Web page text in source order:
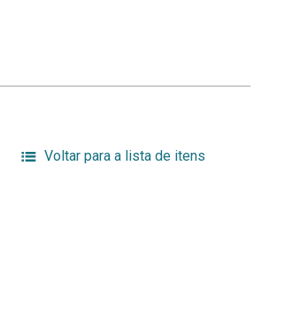
Voltar para a lista de itens